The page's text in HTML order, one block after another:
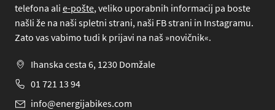
telefona ali e-pošte, veliko uporabnih informacij pa boste
našli že na naši spletni strani, naši FB strani in Instagramu.
Zato vas vabimo tudi k prijavi na naš »novičnik«.
Ihanska cesta 6, 1230 Domžale
01 721 13 94
info@energijabikes.com